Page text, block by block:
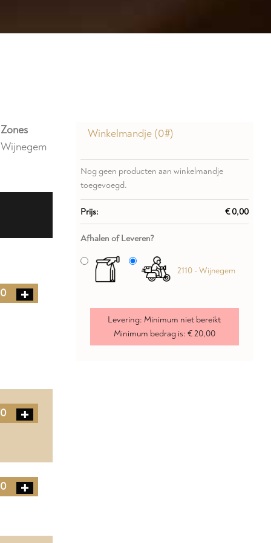
Wijnegem
Winkelmandje (0#)
Nog geen producten aan winkelmandje
toegevoegd.
Prijs: € 0,00
Afhalen of Leveren?
2110 - Wijnegem
Levering: Minimum niet bereikt
Minimum bedrag is: € 20,00